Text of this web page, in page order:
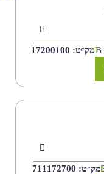
מק״ט: 17200100
מק״ט: 711172700